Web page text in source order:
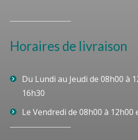
Horaires de livraison
Du Lundi au Jeudi de 08h00 à
16h30
Le Vendredi de 08h00 à 12h00